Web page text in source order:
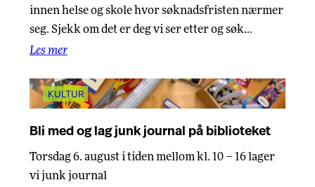
innen helse og skole hvor søknadsfristen nærmer
seg. Sjekk om det er deg vi ser etter og søk…
Les mer
KULTUR
Bli med og lag junk journal på biblioteket
Torsdag 6. august i tiden mellom kl. 10 – 16 lager
vi junk journal